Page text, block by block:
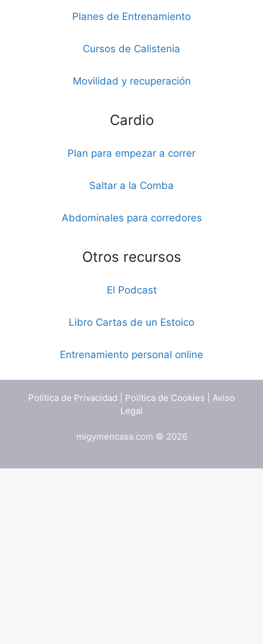
Planes de Entrenamiento
Cursos de Calistenia
Movilidad y recuperación
Cardio
Plan para empezar a correr
Saltar a la Comba
Abdominales para corredores
Otros recursos
El Podcast
Libro Cartas de un Estoico
Entrenamiento personal online
Política de Privacidad Política de Cookies
Aviso
Legal
migymencasa.com © 2026